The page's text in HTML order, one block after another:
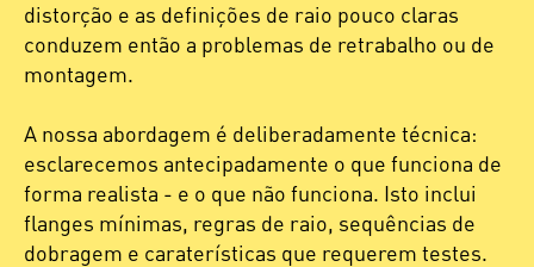
distorção e as definições de raio pouco claras
conduzem então a problemas de retrabalho ou de
montagem.
A nossa abordagem é deliberadamente técnica:
esclarecemos antecipadamente o que funciona de
forma realista - e o que não funciona. Isto inclui
flanges mínimas, regras de raio, sequências de
dobragem e caraterísticas que requerem testes.